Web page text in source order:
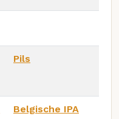
Pils
Belgische IPA